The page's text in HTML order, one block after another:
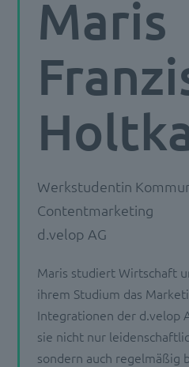
Maris
Werkstudentin
Contentmarketing
d.velop AG
Maris studiert Wirtschaft
ihrem Studium das
Integrationen der d.velop
sie nicht nur
sondern auch regelmäßig